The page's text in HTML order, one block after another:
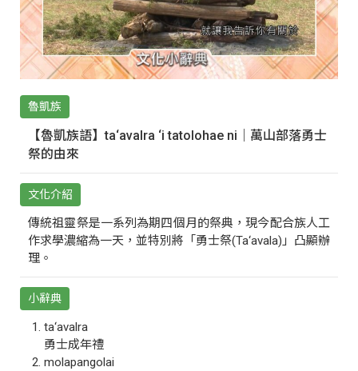
魯凱族
【魯凱族語】ta‘avalra ‘i tatolohae ni｜萬山部落勇士
祭的由來
文化介紹
傳統祖靈祭是一系列為期四個月的祭典，現今配合族人工
作求學濃縮為一天，並特別將「勇士祭(Ta‘avala)」凸顯辦
理。
小辭典
ta‘avalra
勇士成年禮
molapangolai